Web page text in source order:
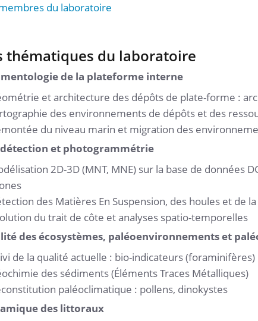
du laboratoire
thématiques du laboratoire
de la plateforme interne
et architecture des dépôts de plate-forme :
des environnements de dépôts et des
du niveau marin et migration des
et photogrammétrie
2D-3D (MNT, MNE) sur la base de données
des Matières En Suspension, des houles et de
du trait de côte et analyses spatio-temporelles
des écosystèmes, paléoenvironnements et
de la qualité actuelle : bio-indicateurs (foraminifères)
des sédiments (Éléments Traces Métalliques)
paléoclimatique : pollens, dinokystes
des littoraux